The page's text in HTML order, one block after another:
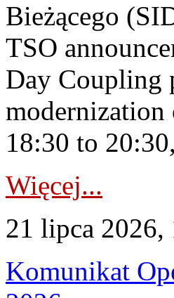
Bieżącego
TSO
Day Coupling
modernization
18:30 to
Więcej...
21 lipca 2026,
Komunikat